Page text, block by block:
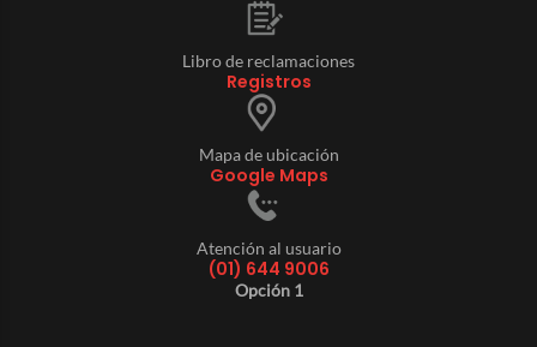
Libro de reclamaciones
Registros
Mapa de ubicación
Google Maps
Atención al usuario
(01) 644 9006
Opción 1